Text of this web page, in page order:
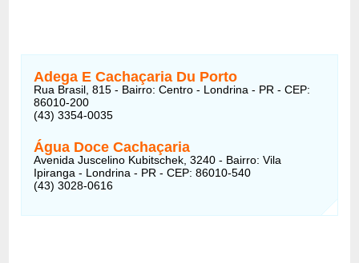
Adega E Cachaçaria Du Porto
Rua Brasil, 815 - Bairro: Centro - Londrina - PR - CEP:
86010-200
(43) 3354-0035
Água Doce Cachaçaria
Avenida Juscelino Kubitschek, 3240 - Bairro: Vila
Ipiranga - Londrina - PR - CEP: 86010-540
(43) 3028-0616